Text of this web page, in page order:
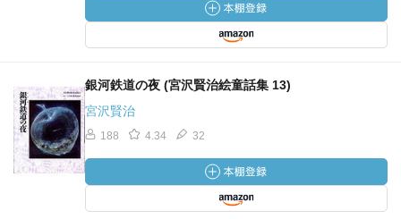
銀河鉄道の夜 (宮沢賢治絵童話集 13)
宮沢賢治
188 4.34 32